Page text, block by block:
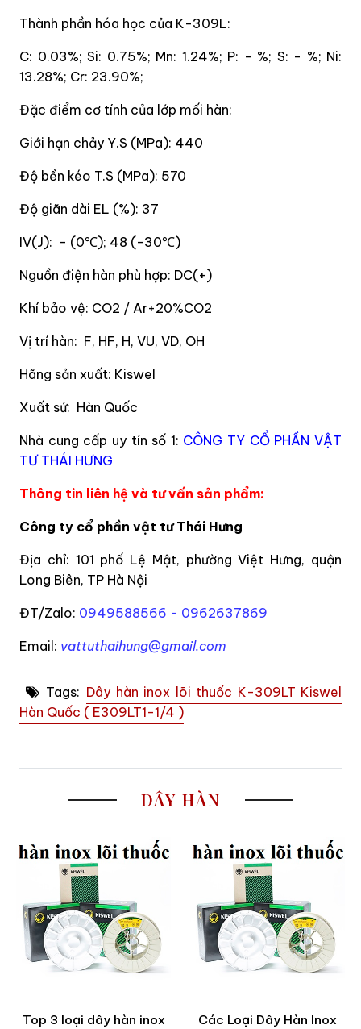
Thành phần hóa học của K-309L:
C: 0.03%; Si: 0.75%; Mn: 1.24%; P: - %; S: - %; Ni:
13.28%; Cr: 23.90%;
Đặc điểm cơ tính của lớp mối hàn:
Giới hạn chảy Y.S (MPa): 440
Độ bền kéo T.S (MPa): 570
Độ giãn dài EL (%): 37
IV(J): - (0℃); 48 (-30℃)
Nguồn điện hàn phù hợp: DC(+)
Khí bảo vệ: CO2 / Ar+20%CO2
Vị trí hàn: F, HF, H, VU, VD, OH
Hãng sản xuất: Kiswel
Xuất sứ: Hàn Quốc
Nhà cung cấp uy tín số 1: CÔNG TY CỔ PHẦN VẬT
TƯ THÁI HƯNG
Thông tin liên hệ và tư vấn sản phẩm:
Công ty cổ phần vật tư Thái Hưng
Địa chỉ: 101 phố Lệ Mật, phường Việt Hưng, quận
Long Biên, TP Hà Nội
ĐT/Zalo: 0949588566 - 0962637869
Email: vattuthaihung@gmail.com
Tags: Dây hàn inox lõi thuốc K-309LT Kiswel
Hàn Quốc ( E309LT1-1/4 )
DÂY HÀN
Top 3 loại dây hàn inox
Các Loại Dây Hàn Inox